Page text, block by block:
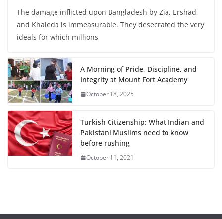
The damage inflicted upon Bangladesh by Zia, Ershad,
and Khaleda is immeasurable. They desecrated the very
ideals for which millions
A Morning of Pride, Discipline, and
Integrity at Mount Fort Academy
October 18, 2025
Turkish Citizenship: What Indian and
Pakistani Muslims need to know
before rushing
October 11, 2021